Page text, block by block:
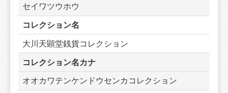
セイワツウホウ
コレクション名
大川天顕堂銭貨コレクション
コレクション名カナ
オオカワテンケンドウセンカコレクション